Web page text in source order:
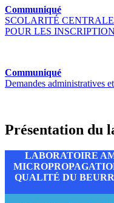
Communiqué
SCOLARITÉ
POUR LES
Communiqué
Demandes administratives
Présentation du
LABORATOIRE
QUALITÉ DU